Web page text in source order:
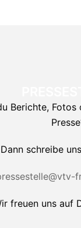
Berichte,
Dann schreibe
freuen uns auf